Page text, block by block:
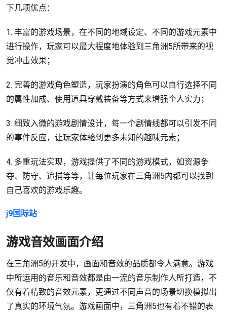
下几项优点：
1. 丰富的游戏场景，在不同的地域设定、不同的游戏元素中
进行操作，玩家可以最大程度地体验到三角洲5所带来的视
觉冲击效果；
2. 完善的游戏角色塑造，玩家扮演的角色可以自行选择不同
的属性加成、使用道具穿戴装备等方式来增强个人实力；
3. 细致入微的游戏剧情设计，每一个剧情线都可以引发不同
的事件反应，让玩家体验到更多未知的趣味元素；
4. 多重玩法实现，游戏提供了不同的游戏模式，如资源争
夺、防守、追捕等等，让每位玩家在三角洲5内都可以找到
自己喜欢的游戏乐趣。
j9国际站
游戏音效画面介绍
在三角洲5的开发中，画面和音效的品质都令人满意。游戏
中所运用的音乐和音效都是由一流的音乐制作人所打造，不
仅有着精致的音效元素，更通过不同声音的场景切换模拟出
了真实的环境气氛。游戏画面中，三角洲5也有着不错的表